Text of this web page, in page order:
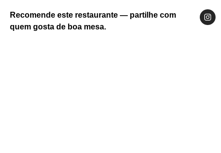
Cesto Metálico
Recomende este restaurante — partilhe com
quem gosta de boa mesa.